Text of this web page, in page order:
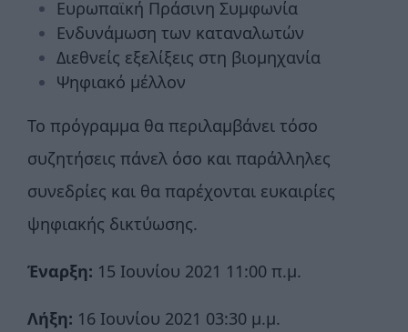
Ευρωπαϊκή Πράσινη Συμφωνία
Ενδυνάμωση των καταναλωτών
Διεθνείς εξελίξεις στη βιομηχανία
Ψηφιακό μέλλον
Το πρόγραμμα θα περιλαμβάνει τόσο
συζητήσεις πάνελ όσο και παράλληλες
συνεδρίες και θα παρέχονται ευκαιρίες
ψηφιακής δικτύωσης.
Έναρξη: 15 Ιουνίου 2021 11:00 π.μ.
Λήξη: 16 Ιουνίου 2021 03:30 μ.μ.